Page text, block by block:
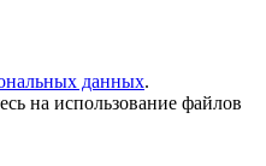
данных.
на использование файлов